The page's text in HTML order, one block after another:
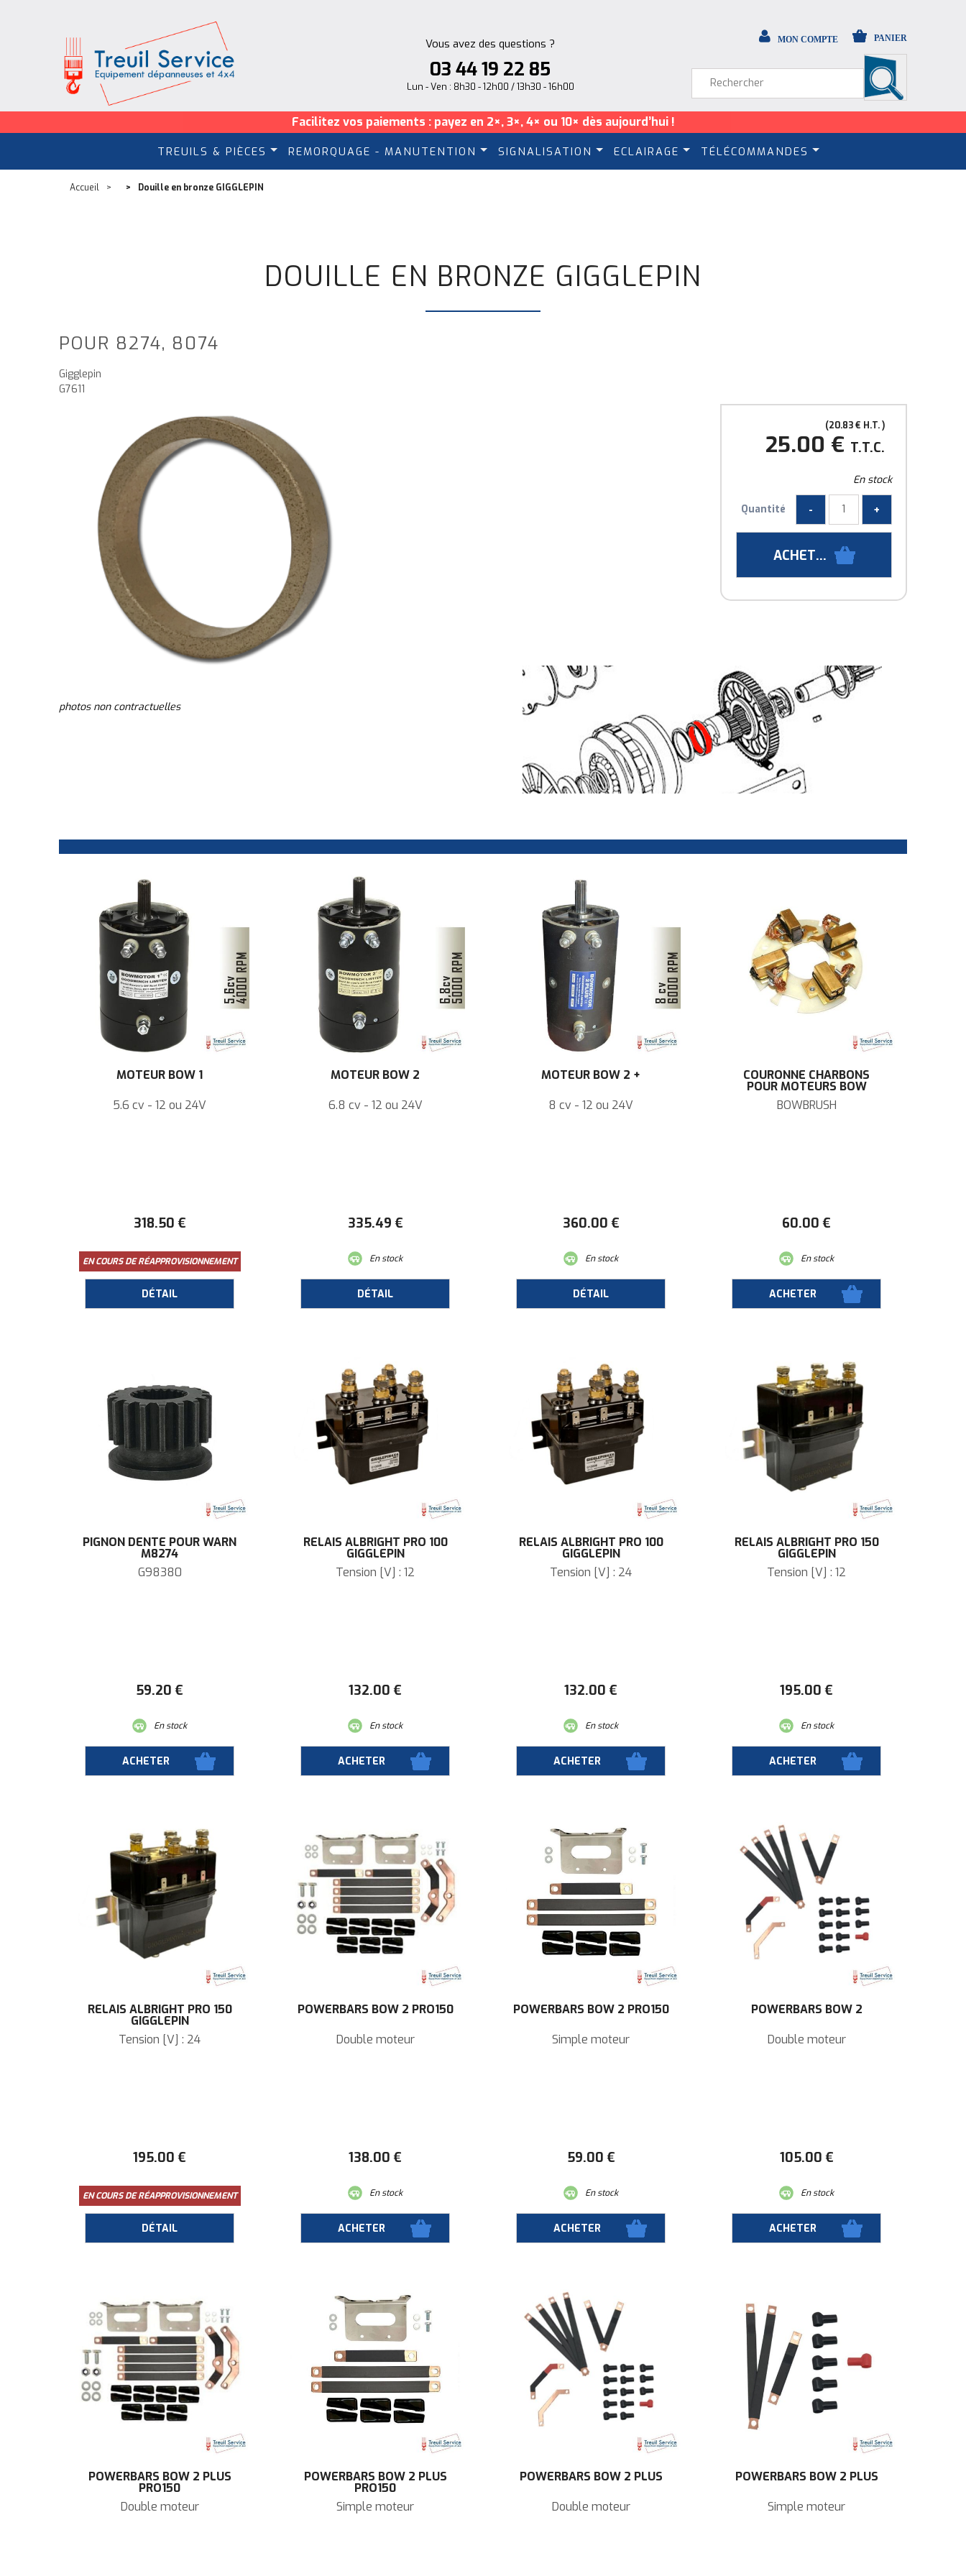
MON COMPTE PANIER
Facilitez vos paiements : payez en 2×, 3×, 4× ou 10× dès aujourd’hui !
TREUILS & PIÈCES REMORQUAGE - MANUTENTION SIGNALISATION ECLAIRAGE TÉLÉCOMMANDES
Accueil Douille en bronze GIGGLEPIN
DOUILLE EN BRONZE GIGGLEPIN
POUR 8274, 8074
Gigglepin
G7611
photos non contractuelles
20.83€ H.T.
25.00 € T.T.C.
En stock
Quantité
MOTEUR BOW 1
5.6 cv - 12 ou 24V
318.50 €
EN COURS DE RÉAPPROVISIONNEMENT
MOTEUR BOW 2
6.8 cv - 12 ou 24V
335.49 €
En stock
MOTEUR BOW 2 +
8 cv - 12 ou 24V
360.00 €
En stock
COURONNE CHARBONS
POUR MOTEURS BOW
BOWBRUSH
60.00 €
En stock
PIGNON DENTÉ POUR WARN
M8274
G98380
59.20 €
En stock
RELAIS ALBRIGHT PRO 100
GIGGLEPIN
Tension [V] : 12
132.00 €
En stock
RELAIS ALBRIGHT PRO 100
GIGGLEPIN
Tension [V] : 24
132.00 €
En stock
RELAIS ALBRIGHT PRO 150
GIGGLEPIN
Tension [V] : 12
195.00 €
En stock
RELAIS ALBRIGHT PRO 150
GIGGLEPIN
Tension [V] : 24
195.00 €
EN COURS DE RÉAPPROVISIONNEMENT
POWERBARS BOW 2 PRO150
Double moteur
138.00 €
En stock
POWERBARS BOW 2 PRO150
Simple moteur
59.00 €
En stock
POWERBARS BOW 2
Double moteur
105.00 €
En stock
POWERBARS BOW 2 PLUS
PRO150
Double moteur
POWERBARS BOW 2 PLUS
PRO150
Simple moteur
POWERBARS BOW 2 PLUS
Double moteur
POWERBARS BOW 2 PLUS
Simple moteur
Vous avez des questions ?
03 44 19 22 85
Lun - Ven : 8h30 - 12h00 / 13h30 - 16h00